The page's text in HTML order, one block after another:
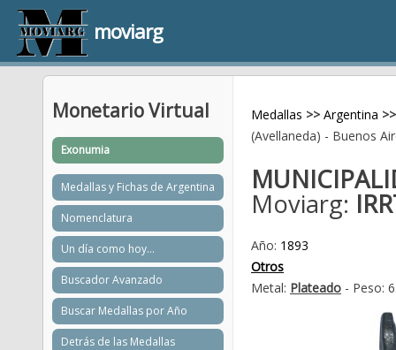
moviarg
Medallas >> Argentina >>
(Avellaneda) - Buenos
Moviarg:
Año: 1893
Otros
Metal: Plateado - Peso:
Monetario Virtual
Exonumia
Medallas y Fichas de Argentina
Nomenclatura
Un día como hoy...
Buscador Avanzado
Buscar Medallas por Año
Detrás de las Medallas